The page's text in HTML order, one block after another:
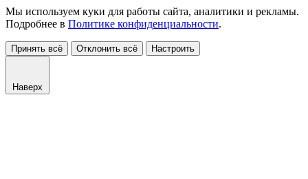
Мы используем куки для работы сайта, аналитики и рекламы.
Подробнее в Политике конфиденциальности.
Принять всё Отклонить всё Настроить
Наверх